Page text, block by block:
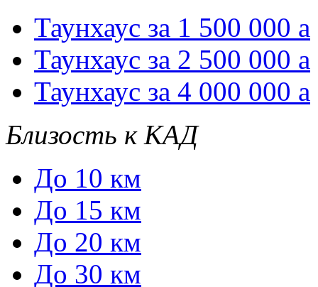
Таунхаус за 1 500 000 a
Таунхаус за 2 500 000 a
Таунхаус за 4 000 000 a
Близость к КАД
До 10 км
До 15 км
До 20 км
До 30 км